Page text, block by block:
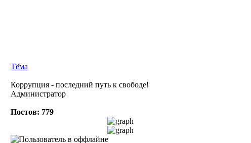
Тёма
Коррупция - последний путь к свободе!
Администратор
Постов: 779